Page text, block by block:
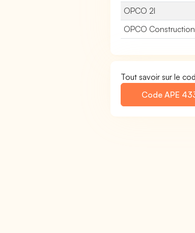
OPCO 2I
OPCO Construction
Tout savoir sur le
Code APE